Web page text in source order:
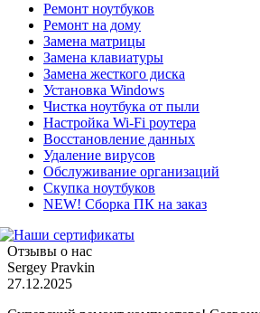
Ремонт ноутбуков
Ремонт на дому
Замена матрицы
Замена клавиатуры
Замена жесткого диска
Установка Windows
Чистка ноутбука от пыли
Настройка Wi-Fi роутера
Восстановление данных
Удаление вирусов
Обслуживание организаций
Скупка ноутбуков
NEW! Сборка ПК на заказ
Отзывы о нас
Sergey Pravkin
27.12.2025